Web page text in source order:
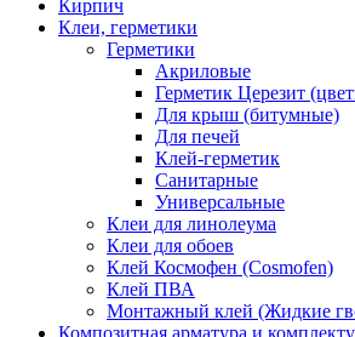
Кирпич
Клеи, герметики
Герметики
Акриловые
Герметик Церезит
Для крыш (битумные)
Для печей
Клей-герметик
Санитарные
Универсальные
Клеи для линолеума
Клеи для обоев
Клей Космофен (Cosmofen)
Клей ПВА
Монтажный клей (Жидкие
Композитная арматура и